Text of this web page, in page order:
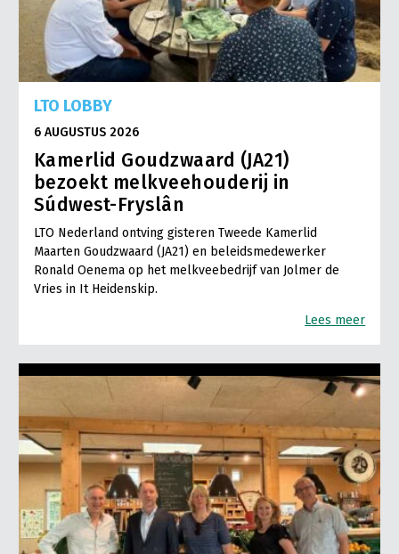
LTO LOBBY
6 AUGUSTUS 2026
Kamerlid Goudzwaard (JA21)
bezoekt melkveehouderij in
Súdwest-Fryslân
LTO Nederland ontving gisteren Tweede Kamerlid
Maarten Goudzwaard (JA21) en beleidsmedewerker
Ronald Oenema op het melkveebedrijf van Jolmer de
Vries in It Heidenskip.
Lees meer